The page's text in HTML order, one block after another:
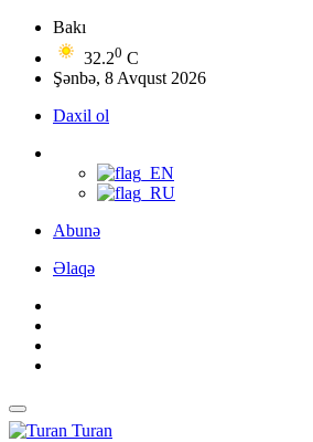
Bakı
32.20 C
Şənbə, 8 Avqust 2026
Daxil ol
Abunə
Əlaqə
Turan